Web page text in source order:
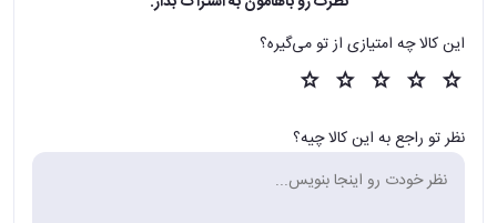
این کالا چه امتیازی از تو می‌گیره؟
نظر تو راجع به این کالا چیه؟